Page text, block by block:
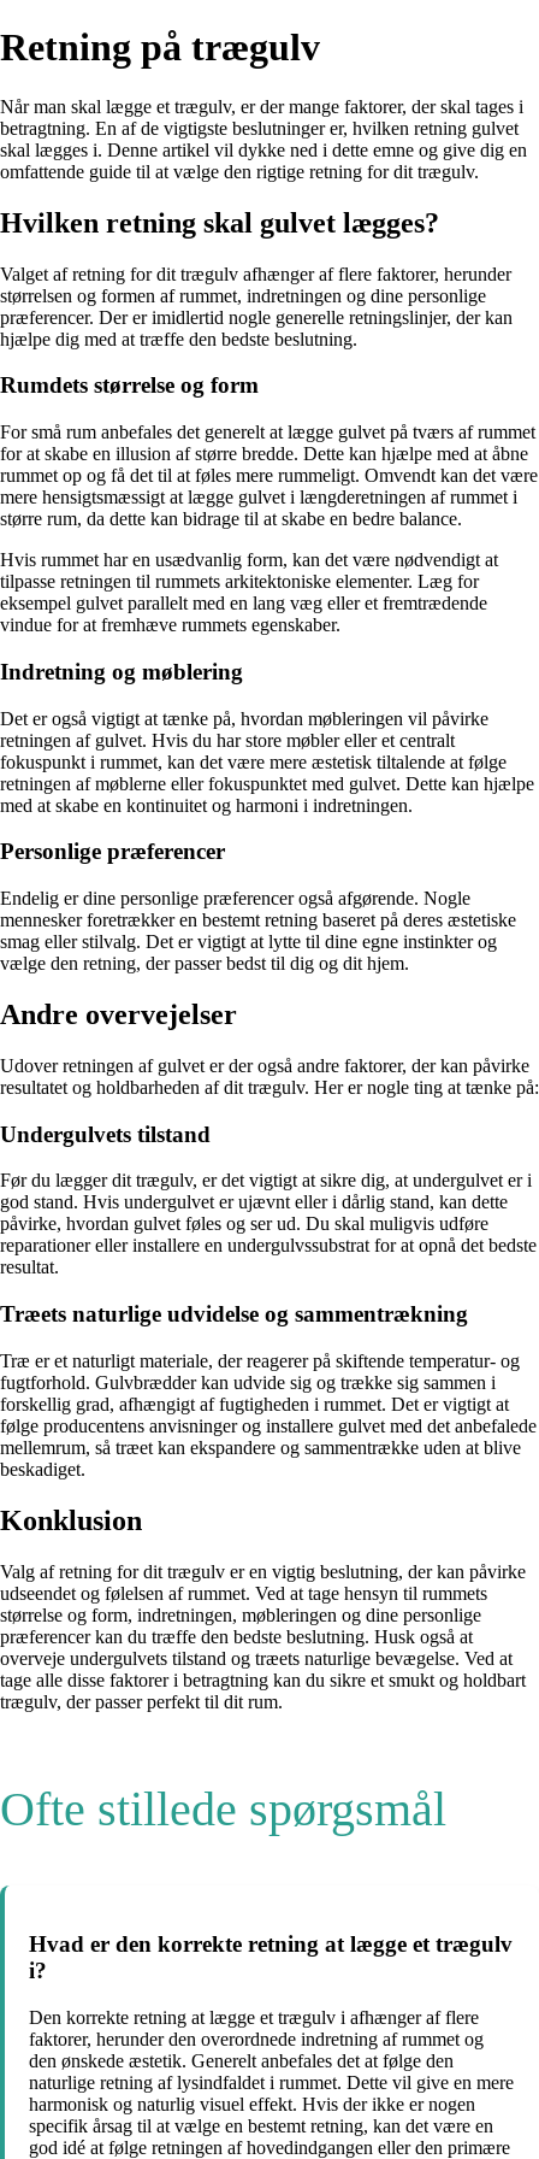
Retning på trægulv
Når man skal lægge et trægulv, er der mange faktorer, der skal tages i
betragtning. En af de vigtigste beslutninger er, hvilken retning gulvet
skal lægges i. Denne artikel vil dykke ned i dette emne og give dig en
omfattende guide til at vælge den rigtige retning for dit trægulv.
Hvilken retning skal gulvet lægges?
Valget af retning for dit trægulv afhænger af flere faktorer, herunder
størrelsen og formen af ​​rummet, indretningen og dine personlige
præferencer. Der er imidlertid nogle generelle retningslinjer, der kan
hjælpe dig med at træffe den bedste beslutning.
Rumdets størrelse og form
For små rum anbefales det generelt at lægge gulvet på tværs af rummet
for at skabe en illusion af større bredde. Dette kan hjælpe med at åbne
rummet op og få det til at føles mere rummeligt. Omvendt kan det være
mere hensigtsmæssigt at lægge gulvet i længderetningen af rummet i
større rum, da dette kan bidrage til at skabe en bedre balance.
Hvis rummet har en usædvanlig form, kan det være nødvendigt at
tilpasse retningen til rummets arkitektoniske elementer. Læg for
eksempel gulvet parallelt med en lang væg eller et fremtrædende
vindue for at fremhæve rummets egenskaber.
Indretning og møblering
Det er også vigtigt at tænke på, hvordan møbleringen vil påvirke
retningen af ​​gulvet. Hvis du har store møbler eller et centralt
fokuspunkt i rummet, kan det være mere æstetisk tiltalende at følge
retningen af møblerne eller fokuspunktet med gulvet. Dette kan hjælpe
med at skabe en kontinuitet og harmoni i indretningen.
Personlige præferencer
Endelig er dine personlige præferencer også afgørende. Nogle
mennesker foretrækker en bestemt retning baseret på deres æstetiske
smag eller stilvalg. Det er vigtigt at lytte til dine egne instinkter og
vælge den retning, der passer bedst til dig og dit hjem.
Andre overvejelser
Udover retningen af gulvet er der også andre faktorer, der kan påvirke
resultatet og holdbarheden af ​​dit trægulv. Her er nogle ting at tænke på:
Undergulvets tilstand
Før du lægger dit trægulv, er det vigtigt at sikre dig, at undergulvet er i
god stand. Hvis undergulvet er ujævnt eller i dårlig stand, kan dette
påvirke, hvordan gulvet føles og ser ud. Du skal muligvis udføre
reparationer eller installere en undergulvssubstrat for at opnå det bedste
resultat.
Træets naturlige udvidelse og sammentrækning
Træ er et naturligt materiale, der reagerer på skiftende temperatur- og
fugtforhold. Gulvbrædder kan udvide sig og trække sig sammen i
forskellig grad, afhængigt af fugtigheden i rummet. Det er vigtigt at
følge producentens anvisninger og installere gulvet med det anbefalede
mellemrum, så træet kan ekspandere og sammentrække uden at blive
beskadiget.
Konklusion
Valg af retning for dit trægulv er en vigtig beslutning, der kan påvirke
udseendet og følelsen af ​​rummet. Ved at tage hensyn til rummets
størrelse og form, indretningen, møbleringen og dine personlige
præferencer kan du træffe den bedste beslutning. Husk også at
overveje undergulvets tilstand og træets naturlige bevægelse. Ved at
tage alle disse faktorer i betragtning kan du sikre et smukt og holdbart
trægulv, der passer perfekt til dit rum.
Ofte stillede spørgsmål
Hvad er den korrekte retning at lægge et trægulv
i?
Den korrekte retning at lægge et trægulv i afhænger af flere
faktorer, herunder den overordnede indretning af rummet og
den ønskede æstetik. Generelt anbefales det at følge den
naturlige retning af lysindfaldet i rummet. Dette vil give en mere
harmonisk og naturlig visuel effekt. Hvis der ikke er nogen
specifik årsag til at vælge en bestemt retning, kan det være en
god idé at følge retningen af hovedindgangen eller den primære